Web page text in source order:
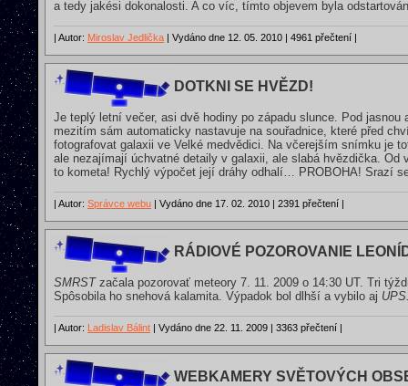
a tedy jakési dokonalosti. A co víc, tímto objevem byla
| Autor: Miroslav Jedlička | Vydáno dne 12. 05. 2010 | 4961 přečtení |
DOTKNI SE HVĚZD!
Je teplý letní večer, asi dvě hodiny po západu slunce. Pod
mezitím sám automaticky nastavuje na souřadnice, které před
fotografovat galaxii ve Velké medvědici. Na včerejším snímku je
ale nezajímají úchvatné detaily v galaxii, ale slabá hvězdička.
to kometa! Rychlý výpočet její dráhy odhalí… PROBOHA! Srazí
| Autor: Správce webu | Vydáno dne 17. 02. 2010 | 2391 přečtení |
RÁDIOVÉ POZOROVANIE
SMRSTzačala pozorovať meteory 7. 11. 2009 o 14:30 UT. Tri
Spôsobila ho snehová kalamita. Výpadok bol dlhší a vybilo aj
| Autor: Ladislav Bálint | Vydáno dne 22. 11. 2009 | 3363 přečtení |
WEBKAMERY SVĚTOVÝCH